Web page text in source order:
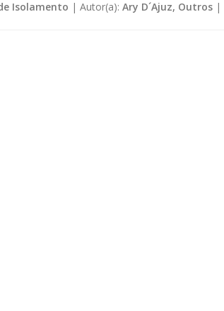
Isolamento | Autor(a): Ary D´Ajuz, Outros|